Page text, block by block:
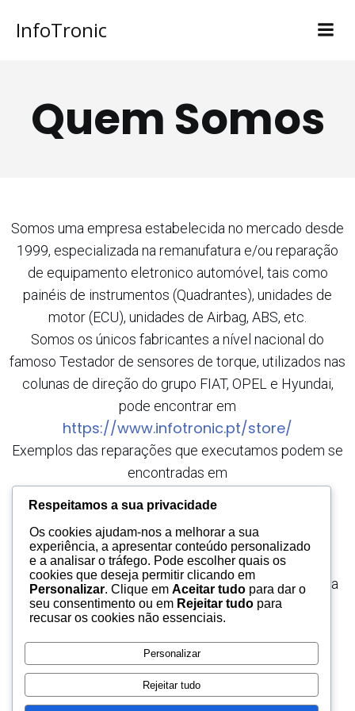
InfoTronic
Quem Somos
Somos uma empresa estabelecida no mercado desde
1999, especializada na remanufatura e/ou reparação
de equipamento eletronico automóvel, tais como
painéis de instrumentos (Quadrantes), unidades de
motor (ECU), unidades de Airbag, ABS, etc.
Somos os únicos fabricantes a nível nacional do
famoso Testador de sensores de torque, utilizados nas
colunas de direção do grupo FIAT, OPEL e Hyundai,
pode encontrar em
https://www.infotronic.pt/store/
Exemplos das reparações que executamos podem se
encontradas em
https://www.infotronic.pt/reparacoes/
Endereço:
Rua dos Eidos, 73
4700-120 Braga
Telefone: 910 196 257 ( custo de uma chamada para
rede móvel Vodafone )
© 2026 InfoTronic. Created for free using
Respeitamos a sua privacidade
Os cookies ajudam-nos a melhorar a sua
experiência, a apresentar conteúdo personalizado
e a analisar o tráfego. Pode escolher quais os
cookies que deseja permitir clicando em
Personalizar. Clique em Aceitar tudo para dar o
seu consentimento ou em Rejeitar tudo para
recusar os cookies não essenciais.
Personalizar
Rejeitar tudo